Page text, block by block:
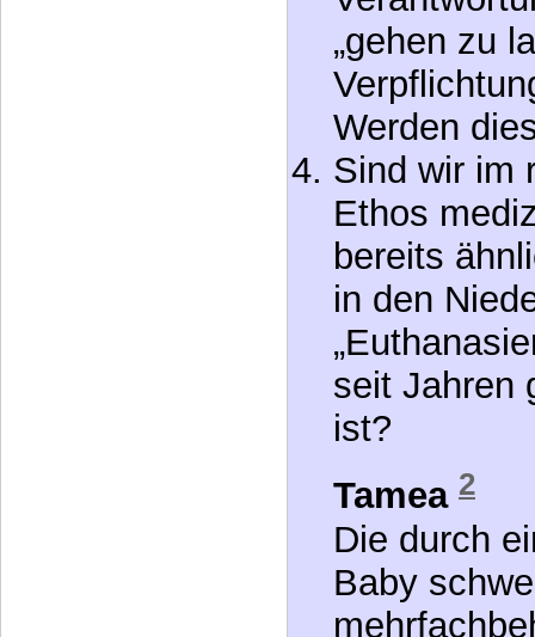
Welche
„gehen zu
Werden
Sind wir im
Ethos
bereits
in den
seit Jahren
ist?